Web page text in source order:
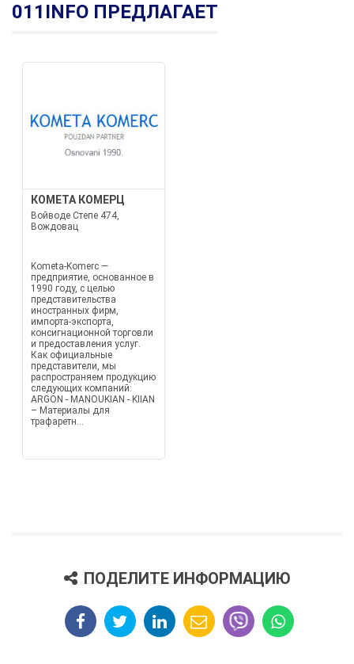
011INFO ПРЕДЛАГАЕТ
КОМЕТА КОМЕРЦ
Войводе Степе 474,
Вождовац
Kometa-Komerc —
предприятие, основанное в
1990 году, с целью
представительства
иностранных фирм,
импорта-экспорта,
консигнационной торговли
и предоставления услуг.
Как официальные
представители, мы
распространяем продукцию
следующих компаний:
ARGON - MANOUKIAN - KIIAN
– Материалы для
трафаретн...
ПОДЕЛИТЕ ИНФОРМАЦИЮ